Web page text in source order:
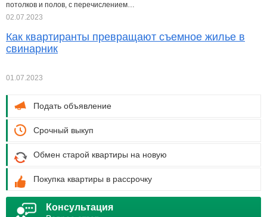
потолков и полов, с перечислением…
02.07.2023
Как квартиранты превращают съемное жилье в
свинарник
01.07.2023
Подать объявление
Срочный выкуп
Обмен старой квартиры на новую
Покупка квартиры в рассрочку
Консультация